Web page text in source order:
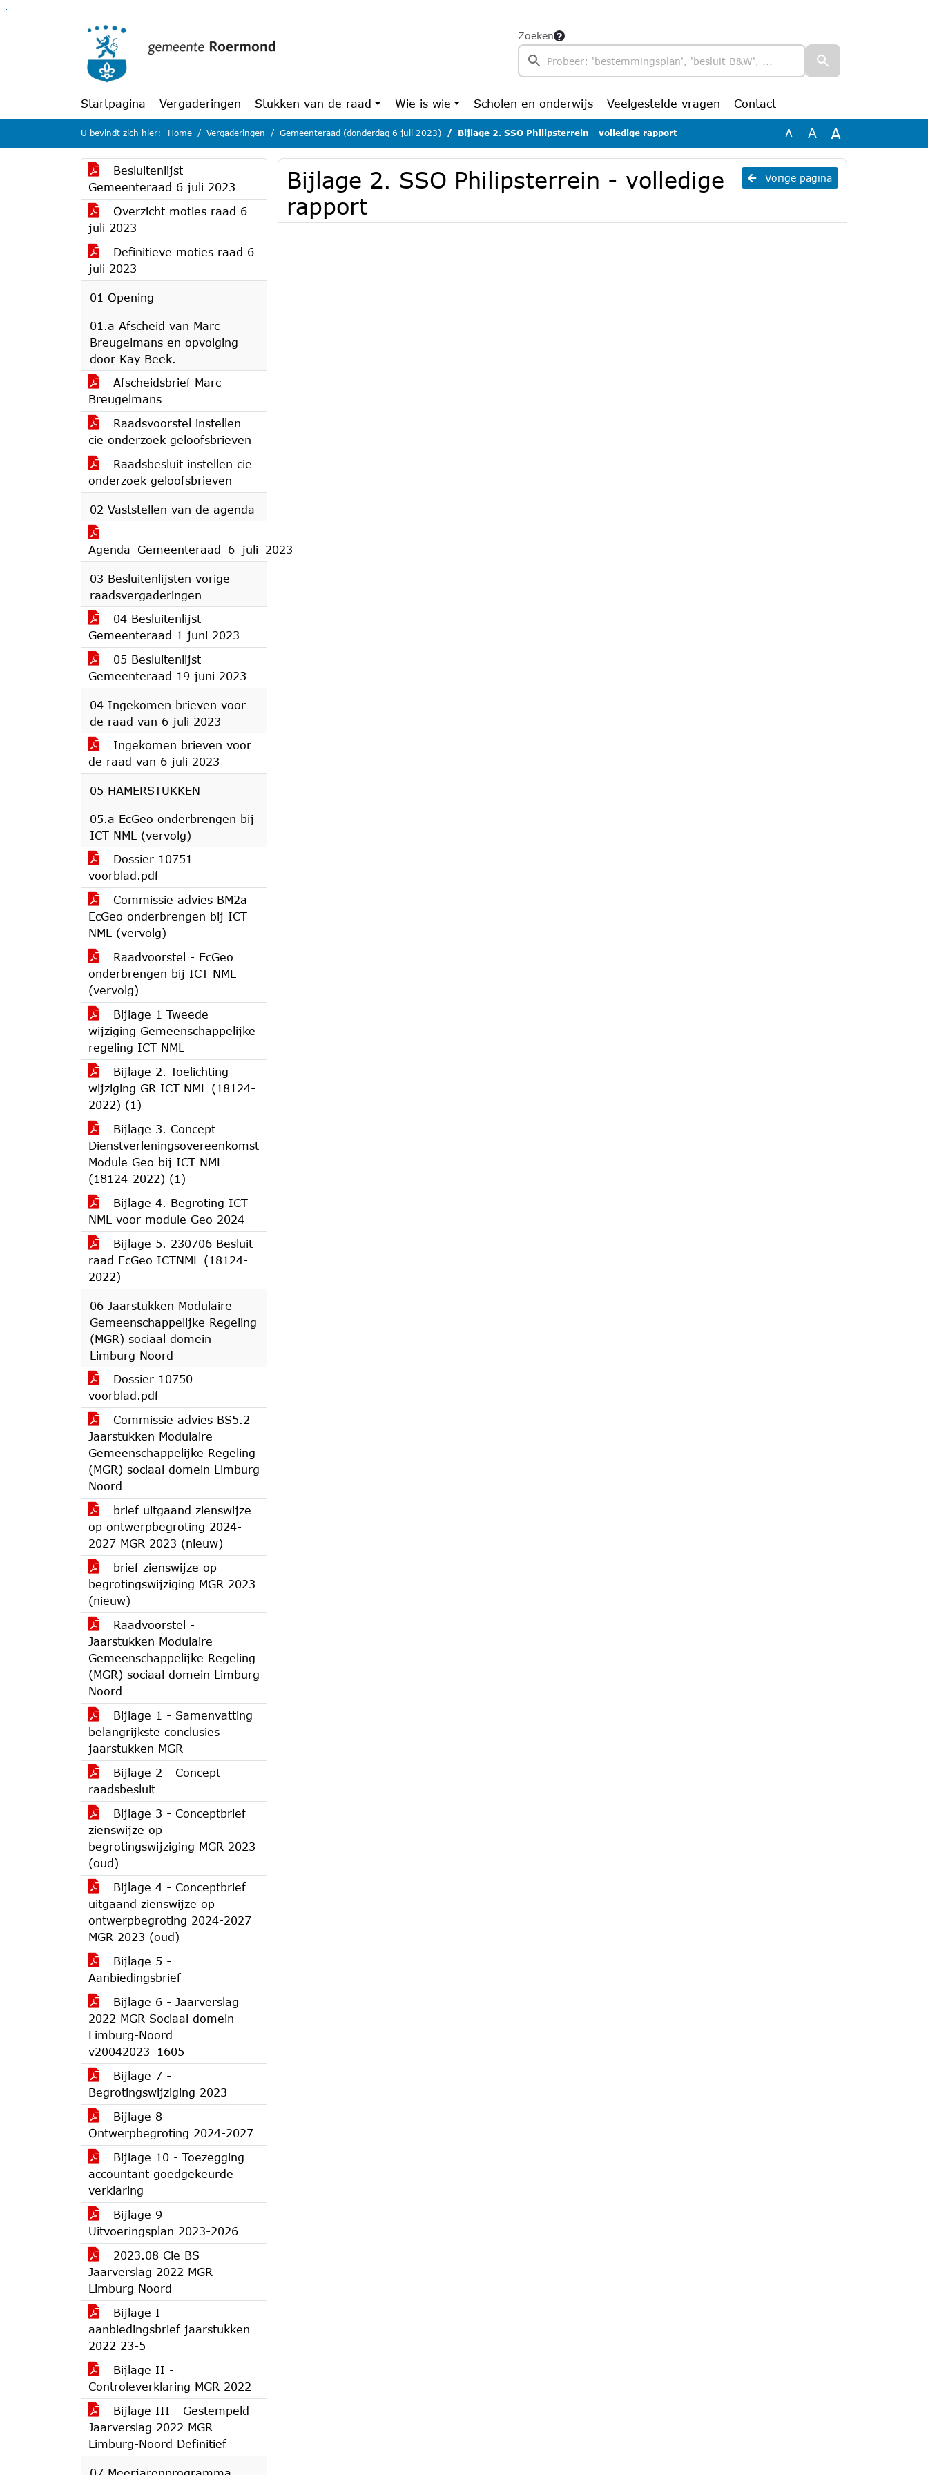
Zoeken
Startpagina Vergaderingen Stukken van de raad Wie is wie Scholen en onderwijs Veelgestelde vragen Contact
U bevindt zich hier: Home Vergaderingen Gemeenteraad (donderdag 6 juli 2023) Bijlage 2. SSO Philipsterrein - volledige rapport A A A
Besluitenlijst
Gemeenteraad 6 juli 2023
Overzicht moties raad 6
juli 2023
Definitieve moties raad 6
juli 2023
01 Opening
01.a Afscheid van Marc
Breugelmans en opvolging
door Kay Beek.
Afscheidsbrief Marc
Breugelmans
Raadsvoorstel instellen
cie onderzoek geloofsbrieven
Raadsbesluit instellen cie
onderzoek geloofsbrieven
02 Vaststellen van de agenda
Agenda_Gemeenteraad_6_juli_2023
03 Besluitenlijsten vorige
raadsvergaderingen
04 Besluitenlijst
Gemeenteraad 1 juni 2023
05 Besluitenlijst
Gemeenteraad 19 juni 2023
04 Ingekomen brieven voor
de raad van 6 juli 2023
Ingekomen brieven voor
de raad van 6 juli 2023
05 HAMERSTUKKEN
05.a EcGeo onderbrengen bij
ICT NML (vervolg)
Dossier 10751
voorblad.pdf
Commissie advies BM2a
EcGeo onderbrengen bij ICT
NML (vervolg)
Raadvoorstel - EcGeo
onderbrengen bij ICT NML
(vervolg)
Bijlage 1 Tweede
wijziging Gemeenschappelijke
regeling ICT NML
Bijlage 2. Toelichting
wijziging GR ICT NML (18124-
2022) (1)
Bijlage 3. Concept
Dienstverleningsovereenkomst
Module Geo bij ICT NML
(18124-2022) (1)
Bijlage 4. Begroting ICT
NML voor module Geo 2024
Bijlage 5. 230706 Besluit
raad EcGeo ICTNML (18124-
2022)
06 Jaarstukken Modulaire
Gemeenschappelijke Regeling
(MGR) sociaal domein
Limburg Noord
Dossier 10750
voorblad.pdf
Commissie advies BS5.2
Jaarstukken Modulaire
Gemeenschappelijke Regeling
(MGR) sociaal domein Limburg
Noord
brief uitgaand zienswijze
op ontwerpbegroting 2024-
2027 MGR 2023 (nieuw)
brief zienswijze op
begrotingswijziging MGR 2023
(nieuw)
Raadvoorstel -
Jaarstukken Modulaire
Gemeenschappelijke Regeling
(MGR) sociaal domein Limburg
Noord
Bijlage 1 - Samenvatting
belangrijkste conclusies
jaarstukken MGR
Bijlage 2 - Concept-
raadsbesluit
Bijlage 3 - Conceptbrief
zienswijze op
begrotingswijziging MGR 2023
(oud)
Bijlage 4 - Conceptbrief
uitgaand zienswijze op
ontwerpbegroting 2024-2027
MGR 2023 (oud)
Bijlage 5 -
Aanbiedingsbrief
Bijlage 6 - Jaarverslag
2022 MGR Sociaal domein
Limburg-Noord
v20042023_1605
Bijlage 7 -
Begrotingswijziging 2023
Bijlage 8 -
Ontwerpbegroting 2024-2027
Bijlage 10 - Toezegging
accountant goedgekeurde
verklaring
Bijlage 9 -
Uitvoeringsplan 2023-2026
2023.08 Cie BS
Jaarverslag 2022 MGR
Limburg Noord
Bijlage I -
aanbiedingsbrief jaarstukken
2022 23-5
Bijlage II -
Controleverklaring MGR 2022
Bijlage III - Gestempeld -
Jaarverslag 2022 MGR
Limburg-Noord Definitief
Vorige pagina
Bijlage 2. SSO Philipsterrein - volledige
rapport